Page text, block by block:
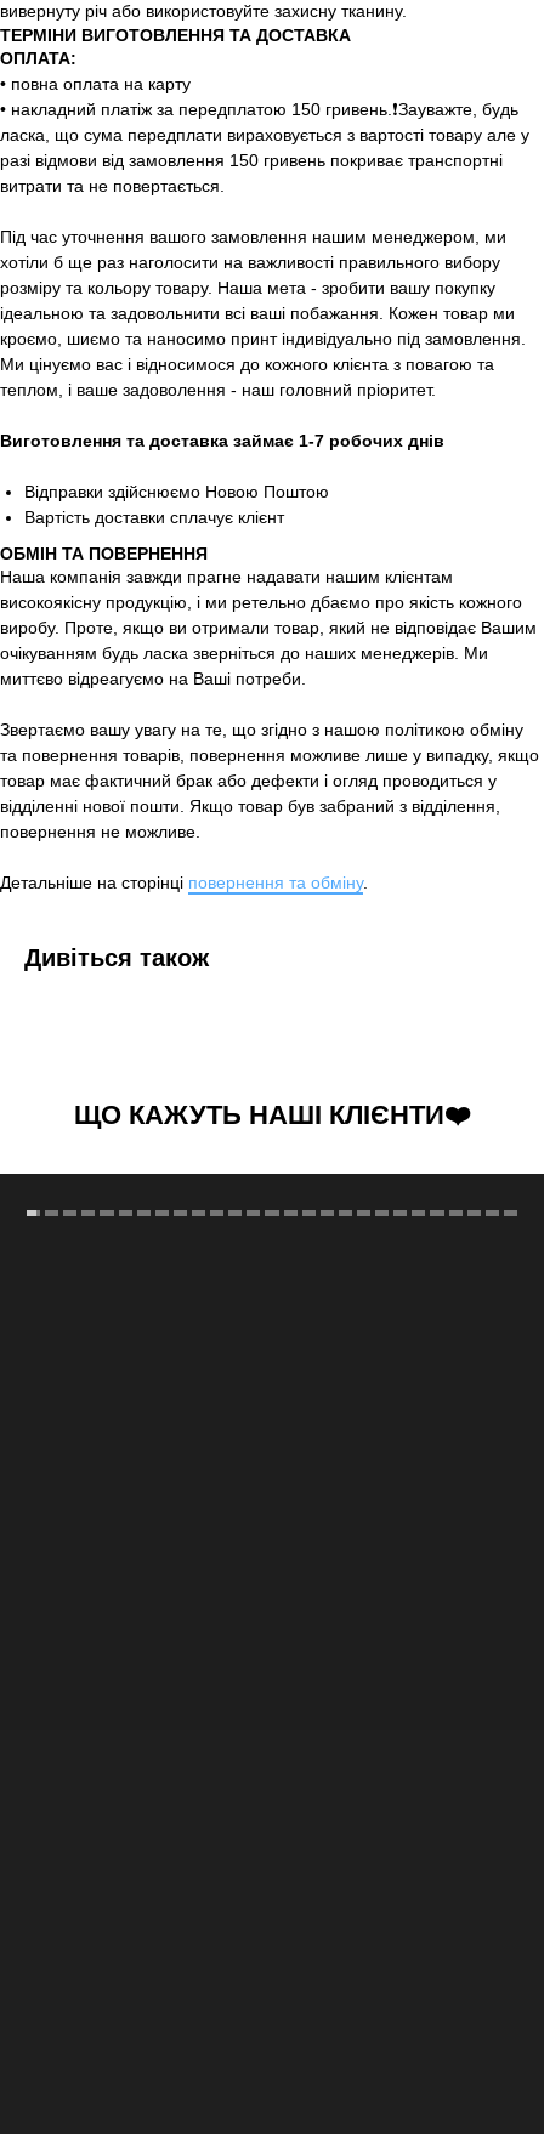
вивернуту річ або використовуйте захисну тканину.
ТЕРМІНИ ВИГОТОВЛЕННЯ ТА ДОСТАВКА
ОПЛАТА:
• повна оплата на карту
• накладний платіж за передплатою 150 гривень.❗️Зауважте, будь
ласка, що сума передплати вираховується з вартості товару але у
разі відмови від замовлення 150 гривень покриває транспортні
витрати та не повертається.
Під час уточнення вашого замовлення нашим менеджером, ми
хотіли б ще раз наголосити на важливості правильного вибору
розміру та кольору товару. Наша мета - зробити вашу покупку
ідеальною та задовольнити всі ваші побажання. Кожен товар ми
кроємо, шиємо та наносимо принт індивідуально під замовлення.
Ми цінуємо вас і відносимося до кожного клієнта з повагою та
теплом, і ваше задоволення - наш головний пріоритет.
Виготовлення та доставка займає 1-7 робочих днів
Відправки здійснюємо Новою Поштою
Вартість доставки сплачує клієнт
ОБМІН ТА ПОВЕРНЕННЯ
Наша компанія завжди прагне надавати нашим клієнтам
високоякісну продукцію, і ми ретельно дбаємо про якість кожного
виробу. Проте, якщо ви отримали товар, який не відповідає Вашим
очікуванням будь ласка зверніться до наших менеджерів. Ми
миттєво відреагуємо на Ваші потреби.
Звертаємо вашу увагу на те, що згідно з нашою політикою обміну
та повернення товарів, повернення можливе лише у випадку, якщо
товар має фактичний брак або дефекти і огляд проводиться у
відділенні нової пошти. Якщо товар був забраний з відділення,
повернення не можливе.
Детальніше на сторінці повернення та обміну.
Дивіться також
ЩО КАЖУТЬ НАШІ КЛІЄНТИ❤️